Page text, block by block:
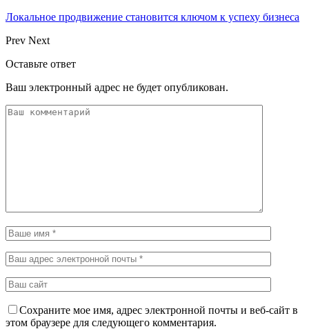
Локальное продвижение становится ключом к успеху бизнеса
Prev Next
Оставьте ответ
Ваш электронный адрес не будет опубликован.
Сохраните мое имя, адрес электронной почты и веб-сайт в
этом браузере для следующего комментария.